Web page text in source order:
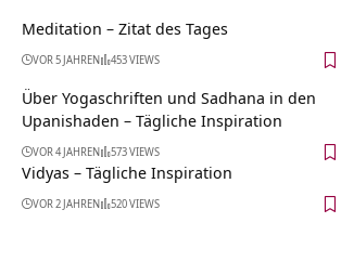
Meditation – Zitat des Tages
VOR 5 JAHREN 453 VIEWS
Über Yogaschriften und Sadhana in den
Upanishaden – Tägliche Inspiration
VOR 4 JAHREN 573 VIEWS
Vidyas – Tägliche Inspiration
VOR 2 JAHREN 520 VIEWS